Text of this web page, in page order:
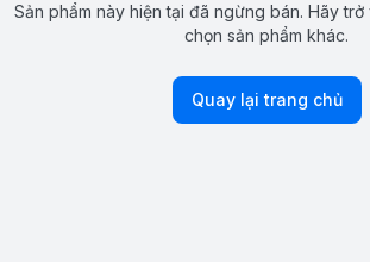
Sản phẩm này hiện tại đã ngừng bán. Hãy
chọn sản phẩm khác.
Quay lại trang chủ